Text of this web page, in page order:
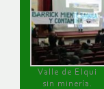
Valle de Elqui
sin minería.